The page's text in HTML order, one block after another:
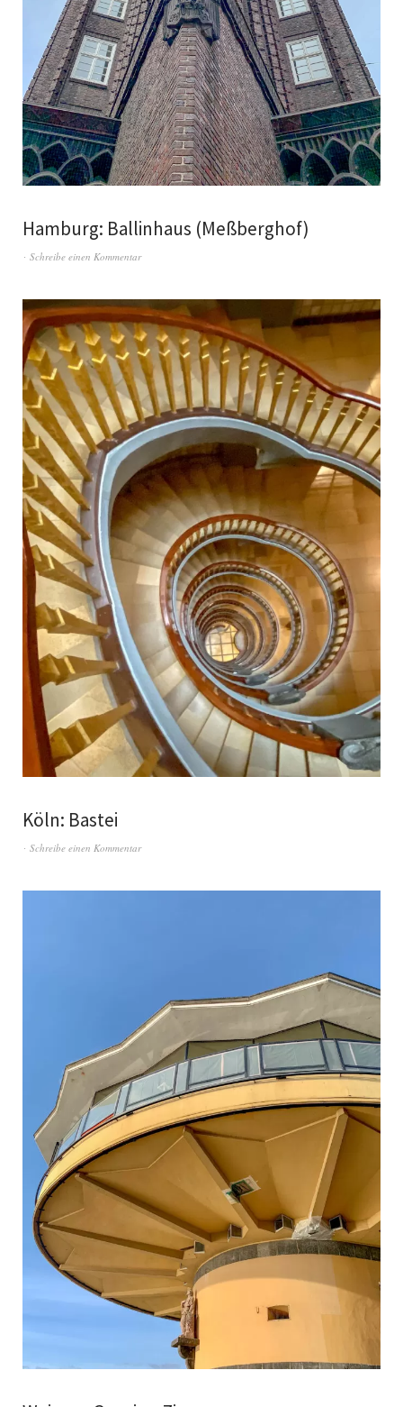
Hamburg: Ballinhaus (Meßberghof)
Schreibe einen Kommentar
Köln: Bastei
Schreibe einen Kommentar